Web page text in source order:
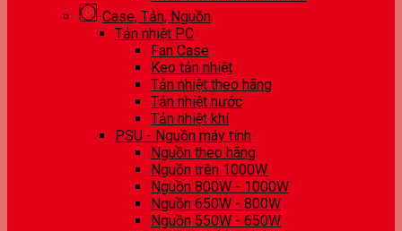
Case, Tản, Nguồn
Tản nhiệt PC
Fan Case
Keo tản nhiệt
Tản nhiệt theo hãng
Tản nhiệt nước
Tản nhiệt khí
PSU - Nguồn máy tính
Nguồn theo hãng
Nguồn trên 1000W
Nguồn 800W - 1000W
Nguồn 650W - 800W
Nguồn 550W - 650W